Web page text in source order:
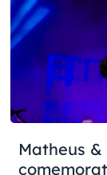
Matheus